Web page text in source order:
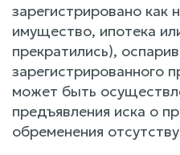
зарегистрировано как
имущество, ипотека
прекратились),
зарегистрированного
может быть
предъявления иска о
обременения